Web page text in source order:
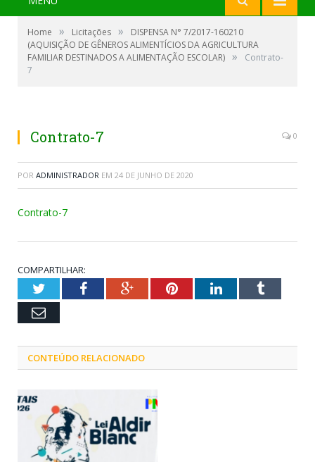
Home » Licitações »
DISPENSA N° 7/2017-160210
(AQUISIÇÃO DE GÊNEROS ALIMENTÍCIOS DA AGRICULTURA
FAMILIAR DESTINADOS A ALIMENTAÇÃO ESCOLAR) »
Contrato-
7
Contrato-7 0
POR ADMINISTRADOR EM 24 DE JUNHO DE 2020
Contrato-7
COMPARTILHAR:
TwitterFacebookGoogle+PinterestLinkedInTumblr
Email
CONTEÚDO RELACIONADO